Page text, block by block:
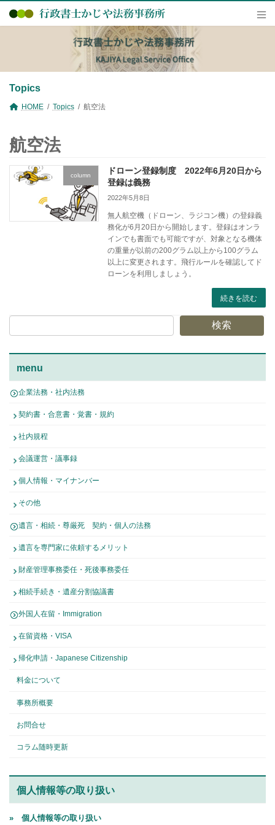
テ
ス
ゲ
ン
Topics
HOME Topics 航空法
航空法
column
ドローン登録制度 2022年6月20日から
登録は義務
2022年5月8日
無人航空機（ドローン、ラジコン機）の登録義
務化が6月20日から開始します。登録はオンラ
インでも書面でも可能ですが、対象となる機体
の重量が以前の200グラム以上から100グラム
以上に変更されます。飛行ルールを確認してド
ローンを利用しましょう。
続きを読む
検索
menu
企業法務・社内法務
契約書・合意書・覚書・規約
社内規程
会議運営・議事録
個人情報・マイナンバー
その他
遺言・相続・尊厳死 契約・個人の法務
遺言を専門家に依頼するメリット
財産管理事務委任・死後事務委任
相続手続き・遺産分割協議書
外国人在留・Immigration
在留資格・VISA
帰化申請・Japanese Citizenship
料金について
事務所概要
お問合せ
コラム随時更新
個人情報等の取り扱い
» 個人情報等の取り扱い